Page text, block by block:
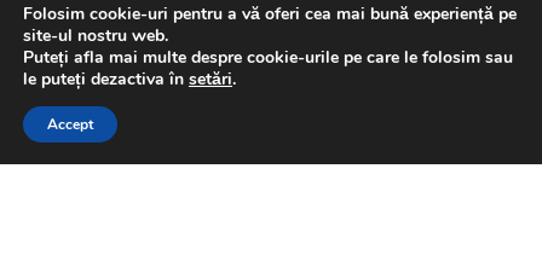
Email:office@adrcentru.ro
LINK-URI RAPIDE
Consiliul European
Jurnalul Oficial al Uniunii Europene
Folosim cookie-uri pentru a vă oferi cea mai bună experiență pe
site-ul nostru web.
Puteți afla mai multe despre cookie-urile pe care le folosim sau
le puteți dezactiva în setări.
Accept